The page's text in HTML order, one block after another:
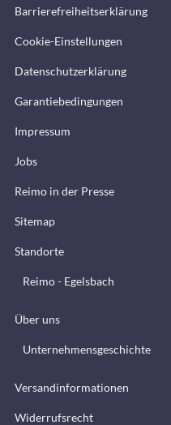
Barrierefreiheitserklärung
Cookie-Einstellungen
Datenschutzerklärung
Garantiebedingungen
Impressum
Jobs
Reimo in der Presse
Sitemap
Standorte
Reimo - Egelsbach
Über uns
Unternehmensgeschichte
Versandinformationen
Widerrufsrecht